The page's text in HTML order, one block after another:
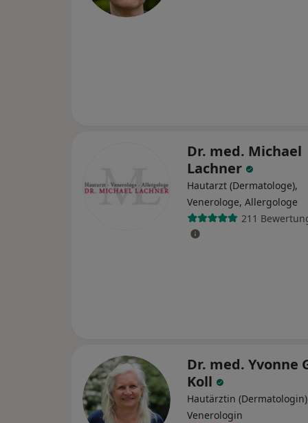
Dr. med. Michael
Lachner
Hautarzt (Dermatologe),
Venerologe, Allergologe
211
Dr. med. Yvonne
Koll
Hautärztin
Venerologin